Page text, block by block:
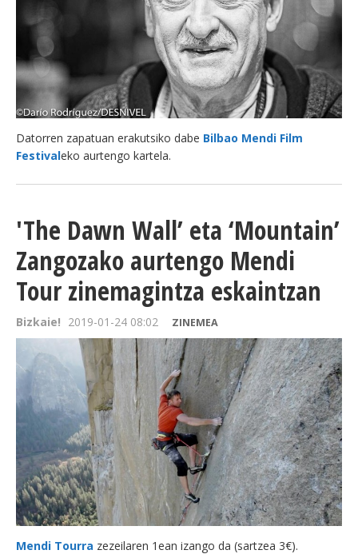
Datorren zapatuan erakutsiko dabe Bilbao Mendi Film
Festivaleko aurtengo kartela.
'The Dawn Wall’ eta ‘Mountain’
Zangozako aurtengo Mendi
Tour zinemagintza eskaintzan
Bizkaie! 2019-01-24 08:02 ZINEMEA
Mendi Tourra zezeilaren 1ean izango da (sartzea 3€).